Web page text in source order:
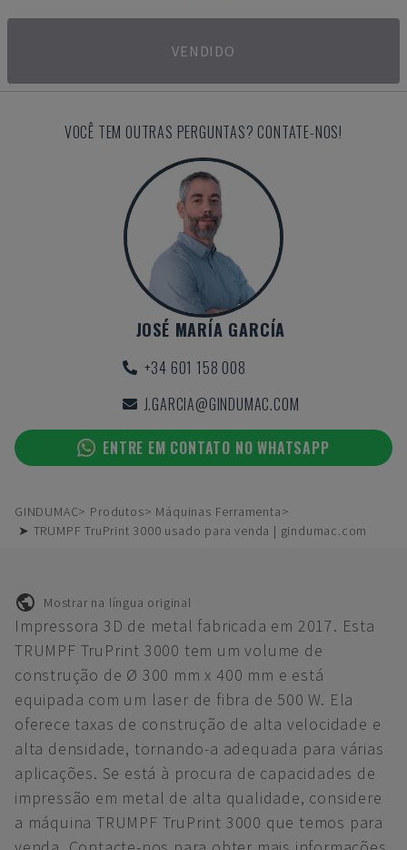
VENDIDO
VOCÊ TEM OUTRAS PERGUNTAS? CONTATE-NOS!
JOSÉ MARÍA GARCÍA
+34 601 158 008
J.GARCIA@GINDUMAC.COM
ENTRE EM CONTATO NO WHATSAPP
GINDUMAC Produtos
Máquinas Ferramenta
➤ TRUMPF TruPrint 3000 usado para venda | gindumac.com
Mostrar na língua original
Impressora 3D de metal fabricada em 2017. Esta
TRUMPF TruPrint 3000 tem um volume de
construção de Ø 300 mm x 400 mm e está
equipada com um laser de fibra de 500 W. Ela
oferece taxas de construção de alta velocidade e
alta densidade, tornando-a adequada para várias
aplicações. Se está à procura de capacidades de
impressão em metal de alta qualidade, considere
a máquina TRUMPF TruPrint 3000 que temos para